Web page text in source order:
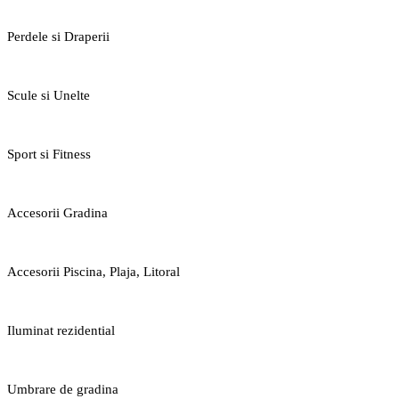
Perdele si Draperii
Scule si Unelte
Sport si Fitness
Accesorii Gradina
Accesorii Piscina, Plaja, Litoral
Iluminat rezidential
Umbrare de gradina